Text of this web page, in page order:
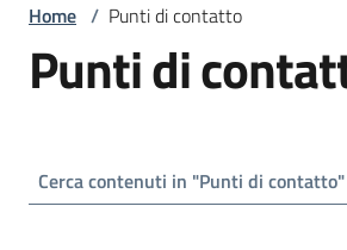
Amministrazione
Home / Punti di contatto
Punti di